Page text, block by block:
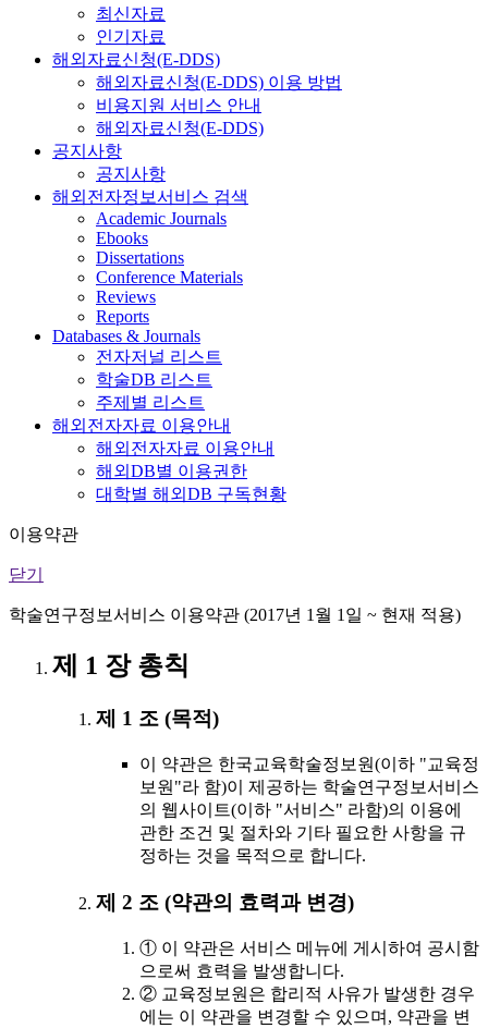
최신자료
인기자료
해외자료신청(E-DDS)
해외자료신청(E-DDS) 이용 방법
비용지원 서비스 안내
해외자료신청(E-DDS)
공지사항
공지사항
해외전자정보서비스 검색
Academic Journals
Ebooks
Dissertations
Conference Materials
Reviews
Reports
Databases & Journals
전자저널 리스트
학술DB 리스트
주제별 리스트
해외전자자료 이용안내
해외전자자료 이용안내
해외DB별 이용권한
대학별 해외DB 구독현황
이용약관
닫기
학술연구정보서비스 이용약관 (2017년 1월 1일 ~ 현재 적용)
제 1 장 총칙
제 1 조 (목적)
이 약관은 한국교육학술정보원(이하 "교육정
보원"라 함)이 제공하는 학술연구정보서비스
의 웹사이트(이하 "서비스" 라함)의 이용에
관한 조건 및 절차와 기타 필요한 사항을 규
정하는 것을 목적으로 합니다.
제 2 조 (약관의 효력과 변경)
① 이 약관은 서비스 메뉴에 게시하여 공시함
으로써 효력을 발생합니다.
② 교육정보원은 합리적 사유가 발생한 경우
에는 이 약관을 변경할 수 있으며, 약관을 변